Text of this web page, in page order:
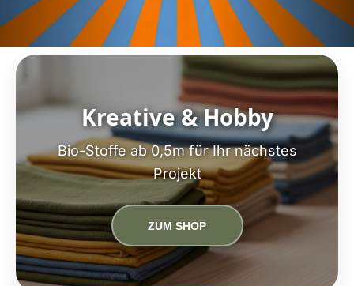
Kreative & Hobby
Bio-Stoffe ab 0,5m für Ihr nächstes
Projekt
ZUM SHOP